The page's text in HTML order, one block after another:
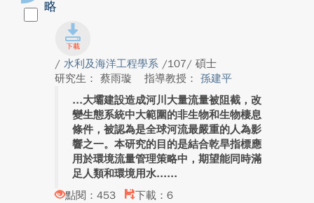
略
/ 水利及海洋工程學系 /107/ 碩士
研究生： 蔡雨璇
指導教授： 孫建平
大壩建設造成河川大量流量被阻截，改
變生態系統中大範圍的非生物和生物棲息
條件，被認為是全球河流最嚴重的人為影
響之一。本研究的目的是結合乾旱指標應
用於環境流量管理策略中，期望能同時滿
足人類和環境用水...
點閱：453
下載：6